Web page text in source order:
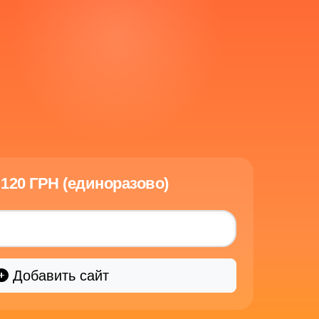
ГРН (единоразово)
Добавить сайт